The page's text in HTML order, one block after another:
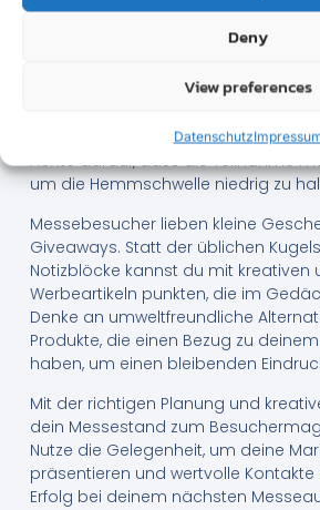
Deny
View preferences
Datenschutz
können das Interesse zusätzlich
die Besucher animieren, an deinem
sorgen, sondern auch wertvolle
Achte darauf, dass die Teilnahme
um die Hemmschwelle niedrig zu
Messebesucher lieben kleine
Giveaways. Statt der üblichen
Notizblöcke kannst du mit kreativen
Werbeartikeln punkten, die im
Denke an umweltfreundliche
Produkte, die einen Bezug zu
haben, um einen bleibenden
Mit der richtigen Planung und
dein Messestand zum
Nutze die Gelegenheit, um deine
präsentieren und wertvolle Kontakte
Erfolg bei deinem nächsten